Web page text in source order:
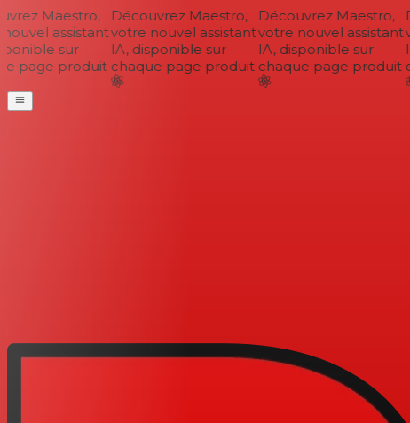
Maestro,
assistant
sur
page produit
Découvrez Maestro,
votre nouvel assistant
IA, disponible sur
chaque page produit
Découvrez Maestro,
votre nouvel assistant
IA, disponible sur
chaque page produit